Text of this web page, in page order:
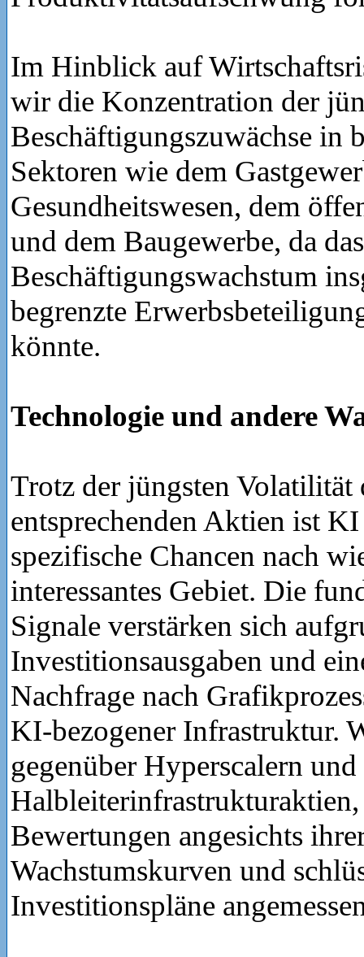
Im Hinblick auf
wir die Konzentration der
Beschäftigungszuwächse in
Sektoren wie dem
Gesundheitswesen, dem
und dem Baugewerbe, da das
Beschäftigungswachstum
begrenzte
könnte.
Technologie und andere
Trotz der jüngsten Volatilität
entsprechenden Aktien ist
spezifische Chancen nach
interessantes Gebiet. Die
Signale verstärken sich
Investitionsausgaben und
Nachfrage nach
KI-bezogener Infrastruktur.
gegenüber Hyperscalern und
Halbleiterinfrastrukturaktien,
Bewertungen angesichts
Wachstumskurven und
Investitionspläne